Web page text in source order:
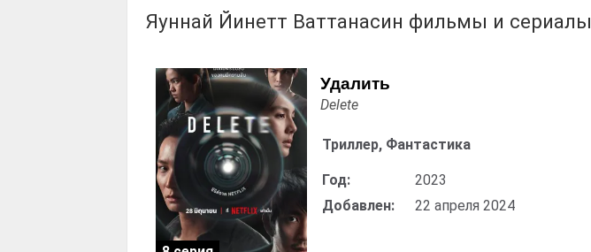
Яуннай Йинетт Ваттанасин фильмы и сериалы
Удалить
Delete
Триллер, Фантастика
Год:
2023
Добавлен:
22 апреля 2024